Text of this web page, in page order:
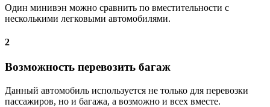
Один минивэн можно сравнить по вместительности с
несколькими легковыми автомобилями.
2
Возможность перевозить багаж
Данный автомобиль используется не только для перевозки
пассажиров, но и багажа, а возможно и всех вместе.